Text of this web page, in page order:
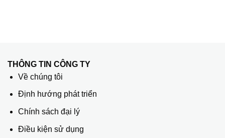
THÔNG TIN CÔNG TY
Về chúng tôi
Định hướng phát triển
Chính sách đại lý
Điều kiện sử dụng